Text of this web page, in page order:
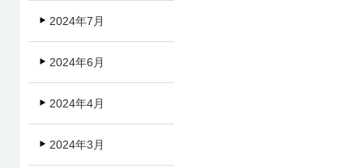
2024年7月
2024年6月
2024年4月
2024年3月